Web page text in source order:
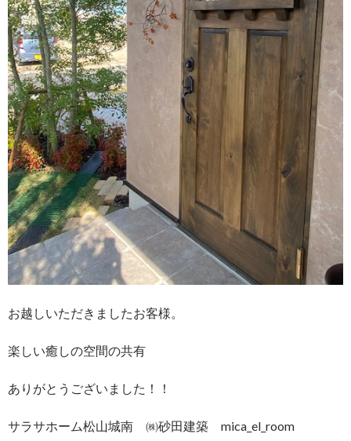
お越しいただきましたお客様。
楽しい癒しの空間の共有
ありがとうございました！！
サラサホーム松山城南 ㈱砂田建築 mica_el_room